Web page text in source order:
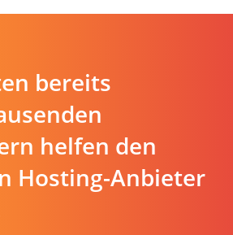
bereits
helfen den
Hosting-Anbieter